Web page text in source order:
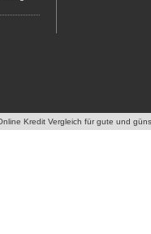
Kredit Vergleich für gute und